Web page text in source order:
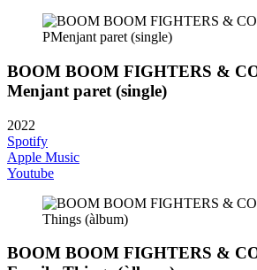
BOOM BOOM FIGHTERS &
Menjant paret (single)
2022
Spotify
Apple Music
Youtube
BOOM BOOM FIGHTERS &